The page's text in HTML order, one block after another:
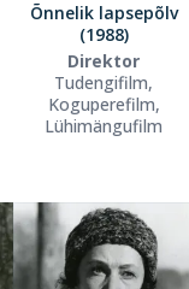
Õnnelik lapsepõlv
(1988)
Direktor
Tudengifilm,
Koguperefilm,
Lühimängufilm